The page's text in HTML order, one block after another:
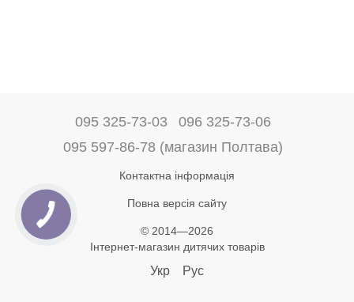
095 325-73-03
096 325-73-06
095 597-86-78 (магазин Полтава)
Контактна інформація
Повна версія сайту
© 2014—2026
Інтернет-магазин дитячих товарів
Укр Рус